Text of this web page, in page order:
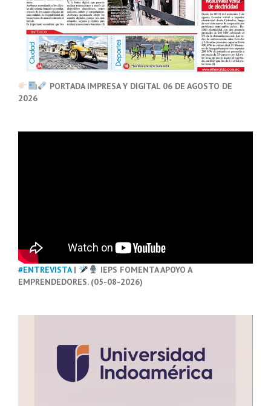
PORTADA IMPRESA Y DIGITAL 06 DE AGOSTO DE
2026
#ENTREVISTA|
IEPS FOMENTA APOYO A
EMPRENDEDORES. (05-08-2026)